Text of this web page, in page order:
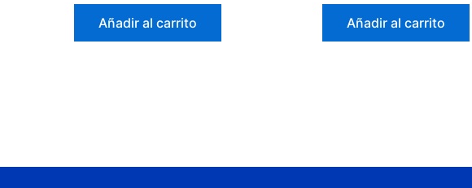
Añadir al carrito Añadir al carrito